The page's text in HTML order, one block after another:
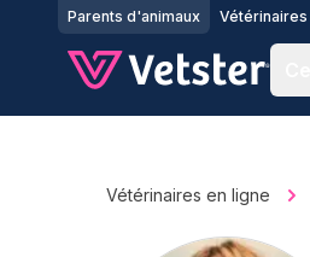
Jump to main content
Parents d'animaux Vétérinaires
Vétérinaires en ligne